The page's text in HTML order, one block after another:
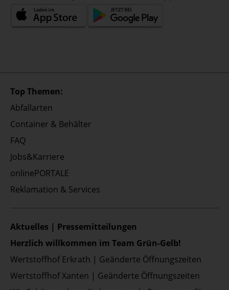
Top Themen:
Abfallarten
Container & Behälter
FAQ
Jobs&Karriere
onlinePORTALE
Reklamation & Services
Aktuelles | Pressemitteilungen
Herzlich willkommen im Team Grün-Gelb!
Wertstoffhof Erkrath | Geänderte Öffnungszeiten
Wertstoffhof Xanten | Geänderte Öffnungszeiten